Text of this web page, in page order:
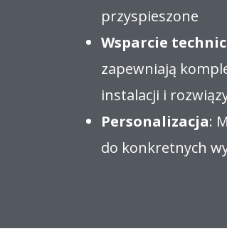
przyspieszone
Wsparcie
zapewniają
instalacji i
Personalizacja:
do konkretnych